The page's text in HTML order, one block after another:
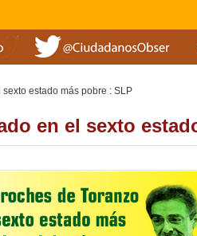
estado más pobre : SLP
en el sexto